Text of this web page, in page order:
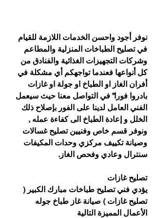
نوفر أجود واحسن الخدمات اللازمة للقيام
في تصليح الطباخات المنزلية والمطاعم
وشركات التجهيزات الغذائية والفنادق من
كل أنواعها فعندما تواجهكم أي مشكلة في
أفران الغاز او الطباخ او جولة او غازات
بادروا فورا” في التواصل معنا حيث سيعمل
الفني العامل لدينا على الفور بإصلاح ذلك
الخلل و إعادة الطباخ الى كفاءة عمله ,
ونوفر قسم خاص وفنيين تصليح غسالات
وصيانة تكييف مركزي وحدات المكيفات
سنترال وعادي وفحص الغاز.
تصليح غازات
يؤدي فني تصليح طباخات مبارك الكبير (
تصليح غازات ) صيانة غاز طباخ جوله
الأعمال المميزة التالية